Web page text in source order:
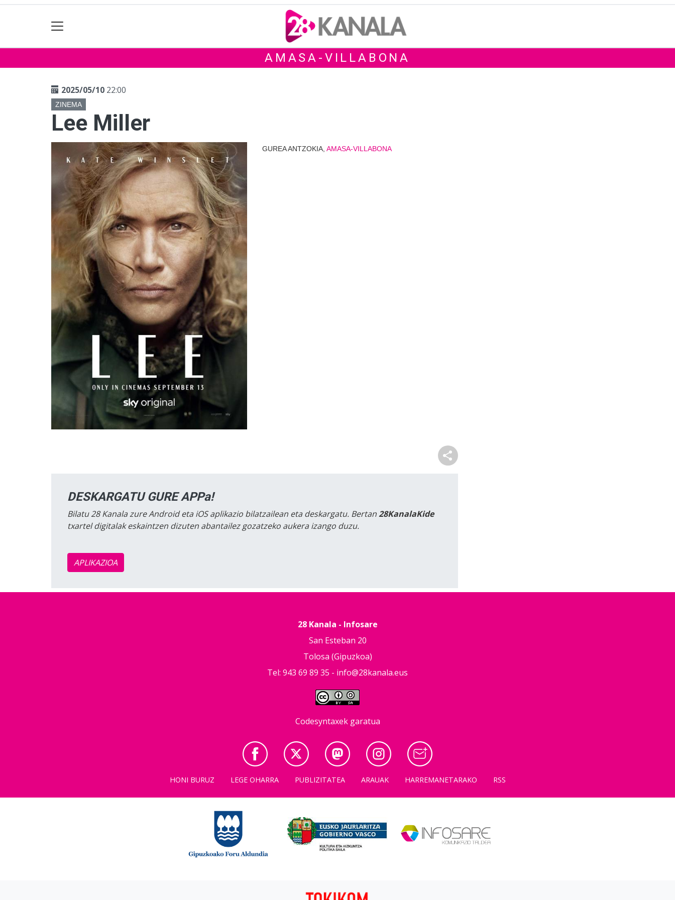
AMASA-VILLABONA
2025/05/10 22:00
ZINEMA
Lee Miller
GUREA ANTZOKIA, AMASA-VILLABONA
DESKARGATU GURE APPa!
Bilatu 28 Kanala zure Android eta iOS aplikazio bilatzailean eta deskargatu. Bertan28KanalaKide
txartel digitalak eskaintzen dizuten abantailez gozatzeko aukera izango duzu.
APLIKAZIOA
28 Kanala - Infosare
San Esteban 20
Tolosa (Gipuzkoa)
Tel: 943 69 89 35 - info@28kanala.eus
Codesyntaxek garatua
HONI BURUZ LEGE OHARRA PUBLIZITATEA ARAUAK HARREMANETARAKO RSS